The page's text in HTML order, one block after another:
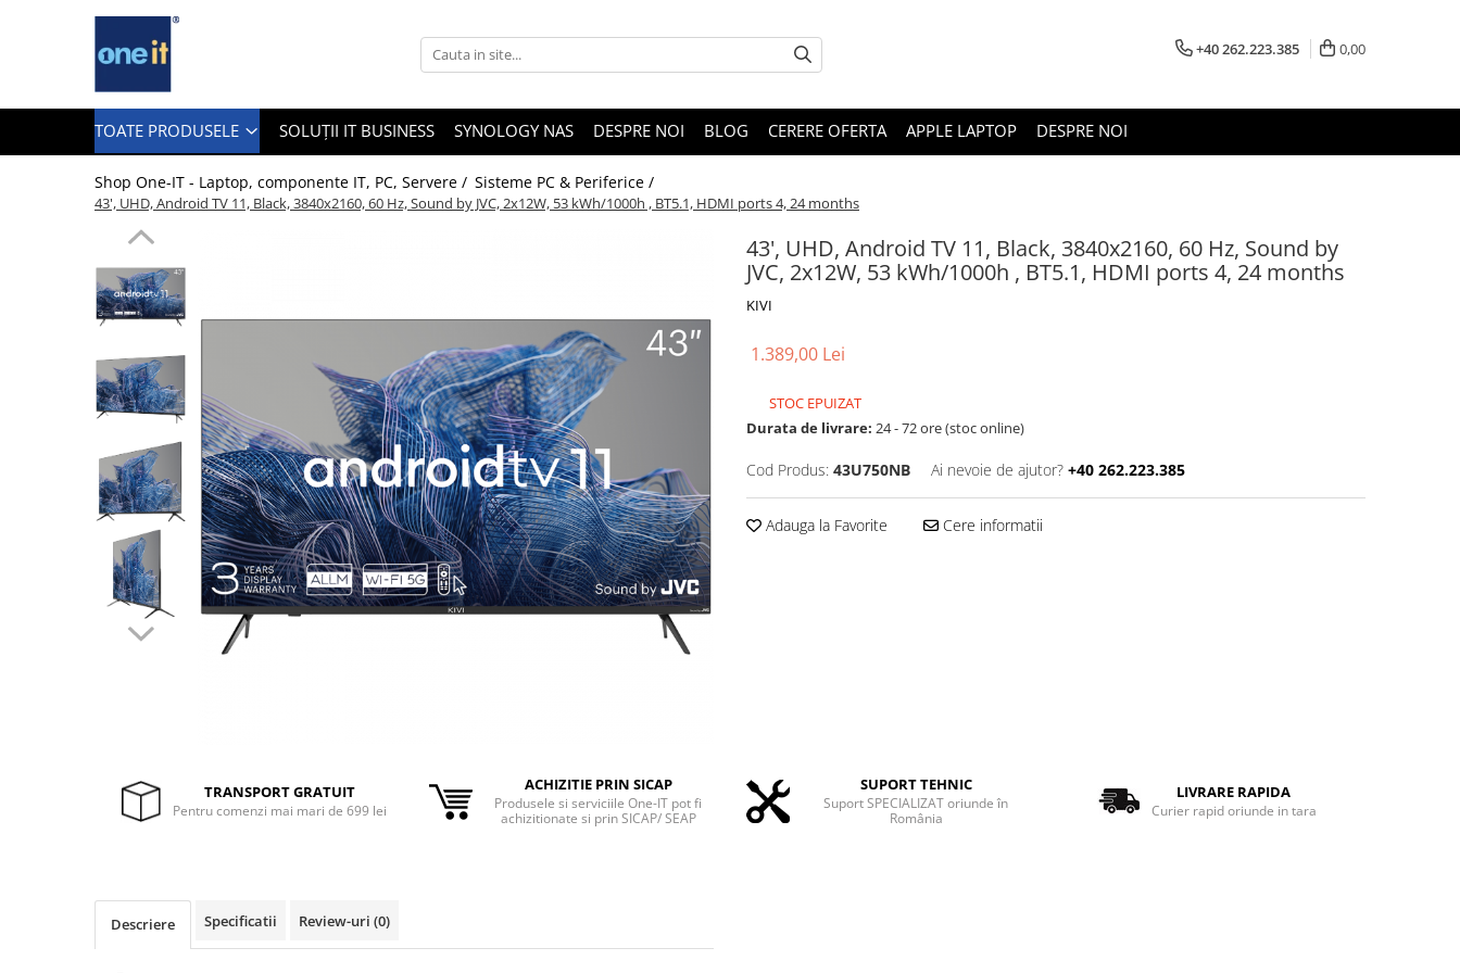
Toate Produsele
Laptop / Notebook
Notebook Consumer
Accesorii Laptop
Componente Laptop
Tablete & accesorii
Telefoane & accesorii
Apple AirTag
Inele Smart
Ochelari Smart
Smartphone IPhone
Sisteme PC & Periferice
Microfoane & Casti Gaming
Tastaturi Gaming
Card Reader
+40 262.223.385 0,00
TOATE PRODUSELE SOLUȚII IT BUSINESS SYNOLOGY NAS DESPRE NOI BLOG CERERE OFERTA APPLE LAPTOP DESPRE NOI
Shop One-IT - Laptop, componente IT, PC, Servere / Sisteme PC & Periferice /
43', UHD, Android TV 11, Black, 3840x2160, 60 Hz, Sound by JVC, 2x12W, 53 kWh/1000h , BT5.1, HDMI ports 4, 24 months
43', UHD, Android TV 11, Black, 3840x2160, 60 Hz, Sound by
JVC, 2x12W, 53 kWh/1000h , BT5.1, HDMI ports 4, 24 months
KIVI
1.389,00 Lei
STOC EPUIZAT
Durata de livrare: 24 - 72 ore (stoc online)
Cod Produs: 43U750NB Ai nevoie de ajutor? +40 262.223.385
Adauga la Favorite Cere informatii
TRANSPORT GRATUIT
Pentru comenzi mai mari de 699 lei
ACHIZITIE PRIN SICAP
Produsele si serviciile One-IT pot fi
achizitionate si prin SICAP/ SEAP
SUPORT TEHNIC
Suport SPECIALIZAT oriunde în
România
LIVRARE RAPIDA
Curier rapid oriunde in tara
Descriere Specificatii Review-uri (0)